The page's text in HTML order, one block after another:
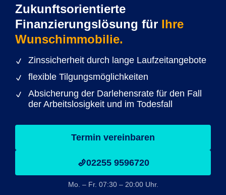
Zukunftsorientierte
Finanzierungslösung für Ihre
Wunschimmobilie.
Zinssicherheit durch lange Laufzeitangebote
flexible Tilgungsmöglichkeiten
Absicherung der Darlehensrate für den Fall
der Arbeitslosigkeit und im Todesfall
Termin vereinbaren
02255 9596720
Mo. – Fr. 07:30 – 20:00 Uhr.